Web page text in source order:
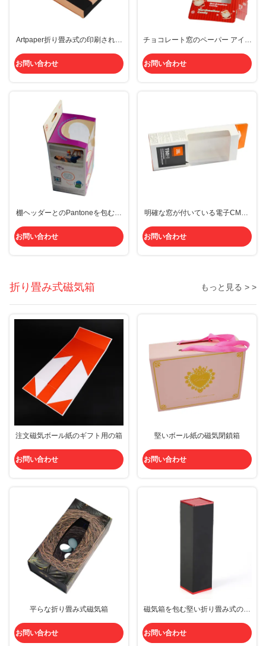
Artpaper折り畳み式の印刷された
を包むボール紙のゆとりのウィン
ドウ・ボックス
お問い合わせ
チョコレート窓のペーパー アイボ
CMYKポリ塩化ビニールのクリス
マス
お問い合わせ
棚ヘッダーとのPantoneを包む掛
折り畳み式色
お問い合わせ
明確な窓が付いている電子CMYK
お問い合わせ
折り畳み式磁気箱 もっと見る > >
注文磁気ボール紙のギフト用の箱
お問い合わせ
堅いボール紙の磁気閉鎖箱
お問い合わせ
平らな折り畳み式磁気箱
お問い合わせ
磁気箱を包む堅い折り畳み式の精
お問い合わせ